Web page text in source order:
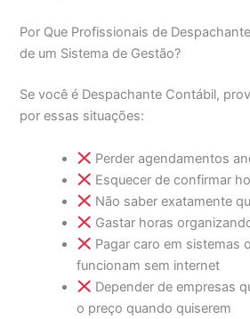
Por Que Profissionais de
de um Sistema de Gestão?
Se você é Despachante Contábil,
por essas situações:
Perder agendamentos
Esquecer de confirmar
Não saber exatamente
Gastar horas
Pagar caro em sistemas
funcionam sem internet
Depender de empresas
o preço quando quiserem